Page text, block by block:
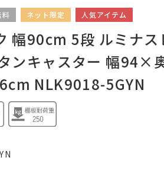
ネット限定 人気アイテム
幅90cm 5段 ルミナス
ンキャスター 幅94×
NLK9018-5GYN